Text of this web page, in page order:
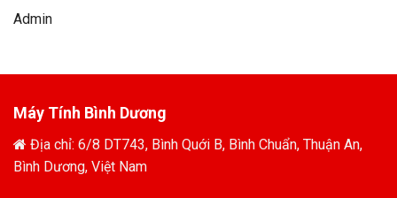
Admin
Máy Tính Bình Dương
Địa chỉ: 6/8 DT743, Bình Quới B, Bình Chuẩn, Thuận An,
Bình Dương, Việt Nam